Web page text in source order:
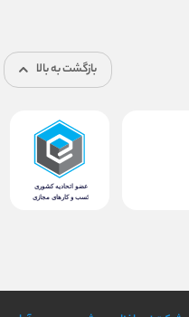
بازگشت به بالا